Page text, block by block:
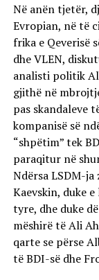
Në anën tjetër,
Evropian, në të
frika e Qeverisë
dhe VLEN,
analisti politik
gjithë në
pas skandaleve
kompanisë së
“shpëtim” tek
paraqitur në
Ndërsa LSDM-
Kaevskin, duke
tyre, dhe duke
mëshirë të Ali
qarte se përse
të BDI-së dhe